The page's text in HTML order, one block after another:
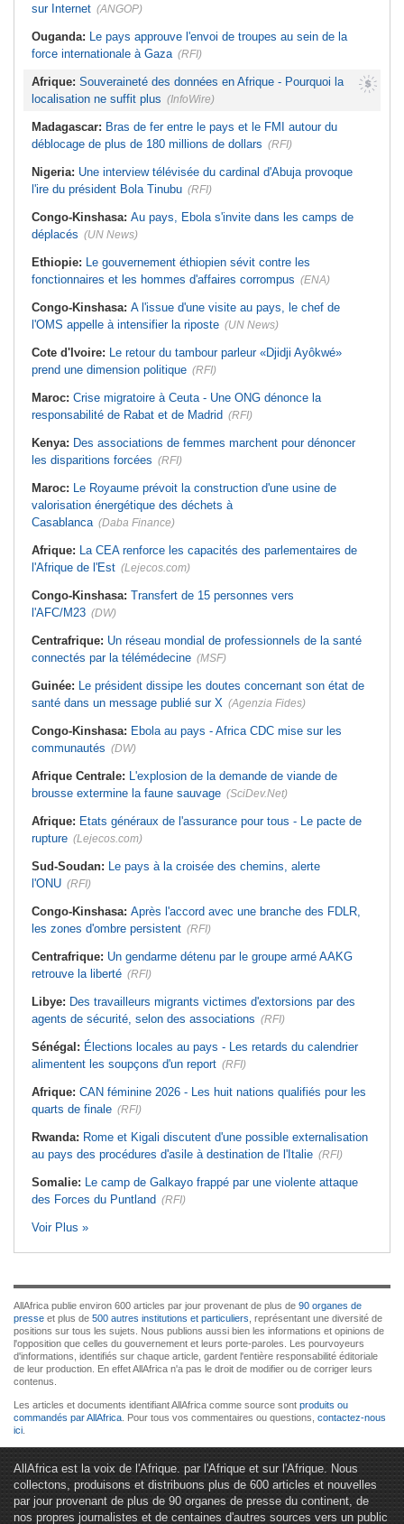
sur Internet (ANGOP)
Ouganda: Le pays approuve l'envoi de troupes au sein de la
force internationale à Gaza (RFI)
Afrique: Souveraineté des données en Afrique - Pourquoi la
localisation ne suffit plus (InfoWire)
Madagascar: Bras de fer entre le pays et le FMI autour du
déblocage de plus de 180 millions de dollars (RFI)
Nigeria: Une interview télévisée du cardinal d'Abuja provoque
l'ire du président Bola Tinubu (RFI)
Congo-Kinshasa: Au pays, Ebola s'invite dans les camps de
déplacés (UN News)
Ethiopie: Le gouvernement éthiopien sévit contre les
fonctionnaires et les hommes d'affaires corrompus (ENA)
Congo-Kinshasa: A l'issue d'une visite au pays, le chef de
l'OMS appelle à intensifier la riposte (UN News)
Cote d'Ivoire: Le retour du tambour parleur «Djidji Ayôkwé»
prend une dimension politique (RFI)
Maroc: Crise migratoire à Ceuta - Une ONG dénonce la
responsabilité de Rabat et de Madrid (RFI)
Kenya: Des associations de femmes marchent pour dénoncer
les disparitions forcées (RFI)
Maroc: Le Royaume prévoit la construction d'une usine de
valorisation énergétique des déchets à
Casablanca (Daba Finance)
Afrique: La CEA renforce les capacités des parlementaires de
l'Afrique de l'Est (Lejecos.com)
Congo-Kinshasa: Transfert de 15 personnes vers
l'AFC/M23 (DW)
Centrafrique: Un réseau mondial de professionnels de la santé
connectés par la télémédecine (MSF)
Guinée: Le président dissipe les doutes concernant son état de
santé dans un message publié sur X (Agenzia Fides)
Congo-Kinshasa: Ebola au pays - Africa CDC mise sur les
communautés (DW)
Afrique Centrale: L'explosion de la demande de viande de
brousse extermine la faune sauvage (SciDev.Net)
Afrique: Etats généraux de l'assurance pour tous - Le pacte de
rupture (Lejecos.com)
Sud-Soudan: Le pays à la croisée des chemins, alerte
l'ONU (RFI)
Congo-Kinshasa: Après l'accord avec une branche des FDLR,
les zones d'ombre persistent (RFI)
Centrafrique: Un gendarme détenu par le groupe armé AAKG
retrouve la liberté (RFI)
Libye: Des travailleurs migrants victimes d'extorsions par des
agents de sécurité, selon des associations (RFI)
Sénégal: Élections locales au pays - Les retards du calendrier
alimentent les soupçons d'un report (RFI)
Afrique: CAN féminine 2026 - Les huit nations qualifiés pour les
quarts de finale (RFI)
Rwanda: Rome et Kigali discutent d'une possible externalisation
au pays des procédures d'asile à destination de l'Italie (RFI)
Somalie: Le camp de Galkayo frappé par une violente attaque
des Forces du Puntland (RFI)
Voir Plus »
AllAfrica publie environ 600 articles par jour provenant de plus de 90 organes de
presse et plus de 500 autres institutions et particuliers , représentant une diversité de
positions sur tous les sujets. Nous publions aussi bien les informations et opinions de
l'opposition que celles du gouvernement et leurs porte-paroles. Les pourvoyeurs
d'informations, identifiés sur chaque article, gardent l'entière responsabilité éditoriale
de leur production. En effet AllAfrica n'a pas le droit de modifier ou de corriger leurs
contenus.
Les articles et documents identifiant AllAfrica comme source sont produits ou
commandés par AllAfrica . Pour tous vos commentaires ou questions, contactez-nous
ici
AllAfrica est la voix de l'Afrique. par l'Afrique et sur l'Afrique. Nous
collectons, produisons et distribuons plus de 600 articles et nouvelles
par jour provenant de plus de 90 organes de presse du continent, de
nos propres journalistes et de centaines d'autres sources vers un public